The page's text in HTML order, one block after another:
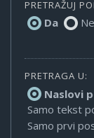
PRETRAŽUJ
Da Ne
PRETRAGA U:
Naslovi
Samo tekst
Samo prvi